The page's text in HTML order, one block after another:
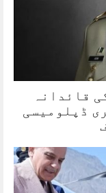
قائدانہ
ڈپلومیسی